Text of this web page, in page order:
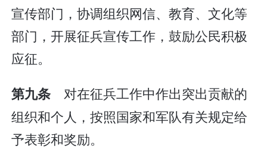
宣传部门，协调组织网信、教育、文化等
部门，开展征兵宣传工作，鼓励公民积极
应征。
第九条 对在征兵工作中作出突出贡献的
组织和个人，按照国家和军队有关规定给
予表彰和奖励。